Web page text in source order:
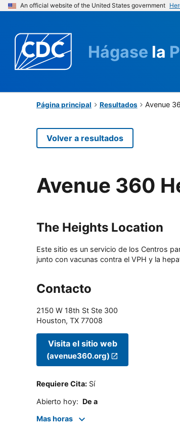
An official website of the United States government
Hágase la
Página principal Resultados Avenue
Volver a resultados
Avenue 360
The Heights Location
Este sitio es un servicio de los Centros
junto con vacunas contra el VPH y la
Contacto
2150 W 18th St Ste 300
Houston, TX 77008
Visita el sitio web
(avenue360.org)
Requiere Cita: Sí
Abierto hoy: De a
Mas horas